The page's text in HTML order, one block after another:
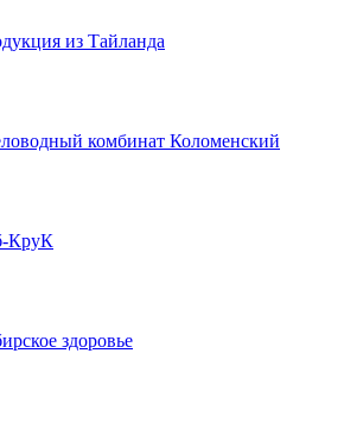
из Тайланда
комбинат Коломенский
КруК
здоровье